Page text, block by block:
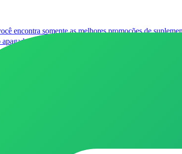
encontra somente as melhores promoções de
automaticamente após 7 dias. 🖼️ As imagens
mudar ou acabar a qualquer momento. 📲 Seu
💚 Envie esse link para um amigo e Bora